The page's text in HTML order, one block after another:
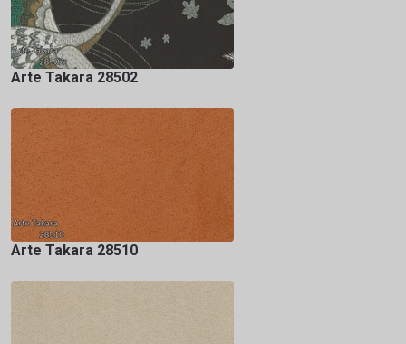
Arte Takara 28502
Arte Takara 28510